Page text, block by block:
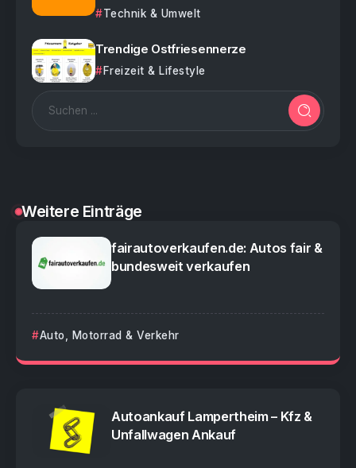
Technik & Umwelt
Trendige Ostfriesennerze
Freizeit & Lifestyle
Weitere Einträge
fairautoverkaufen.de: Autos fair &
bundesweit verkaufen
Auto, Motorrad & Verkehr
Autoankauf Lampertheim – Kfz &
Unfallwagen Ankauf